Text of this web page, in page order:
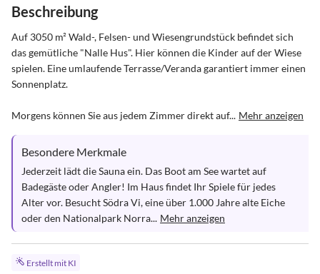
Beschreibung
Auf 3050 m² Wald-, Felsen- und Wiesengrundstück befindet sich
das gemütliche "Nalle Hus". Hier können die Kinder auf der Wiese
spielen. Eine umlaufende Terrasse/Veranda garantiert immer einen
Sonnenplatz.
Morgens können Sie aus jedem Zimmer direkt auf... Mehr anzeigen
Besondere Merkmale
Jederzeit lädt die Sauna ein. Das Boot am See wartet auf
Badegäste oder Angler! Im Haus findet Ihr Spiele für jedes
Alter vor. Besucht Södra Vi, eine über 1.000 Jahre alte Eiche
oder den Nationalpark Norra... Mehr anzeigen
Erstellt mit KI